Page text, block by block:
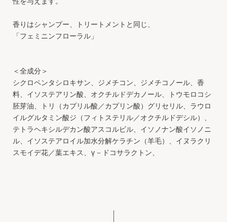
香りはシャンプー、トリートメントと同じ、
「フェミニンフローラル」
＜全成分＞
シクロペンタシロキサン、ジメチコン、ジメチコノール、香
料、イソステアリン酸、オクチルドデカノール、トウモロコシ
胚芽油、トリ（カプリル酸／カプリン酸）グリセリル、ラウロ
イルグルタミン酸ジ（フィトステリル／オクチルドデシル）、
テトラヘキシルデカン酸アスコルビル、イソノナン酸イソノニ
ル、イソステアロイル加水分解ケラチン（羊毛）、イヌラクリ
スモイデ花／葉エキス、γ－ドコサラクトン、